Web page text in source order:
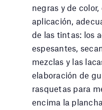
negras y de
aplicación,
de las tintas: los
espesantes,
mezclas y las
elaboración de
rasquetas para
encima la